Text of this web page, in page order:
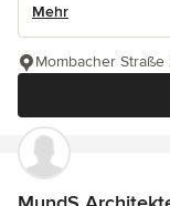
Mehr
Mombacher Straße